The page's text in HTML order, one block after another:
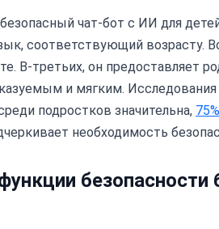
чат-бот с ИИ для
соответствующий возрасту.
В-третьих, он предоставляет
и мягким.
подростков значительна,
необходимость
безопасности